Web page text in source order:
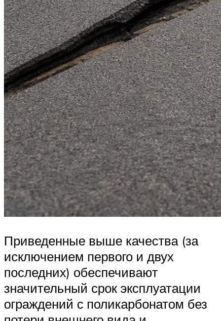
Приведенные выше качества (за
исключением первого и двух
последних) обеспечивают
значительный срок эксплуатации
ограждений с поликарбонатом без